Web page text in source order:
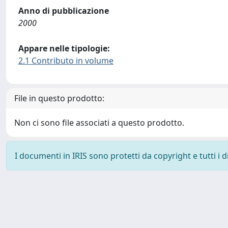
Anno di pubblicazione
2000
Appare nelle tipologie:
2.1 Contributo in volume
File in questo prodotto:
Non ci sono file associati a questo prodotto.
I documenti in IRIS sono protetti da copyright e tutti i